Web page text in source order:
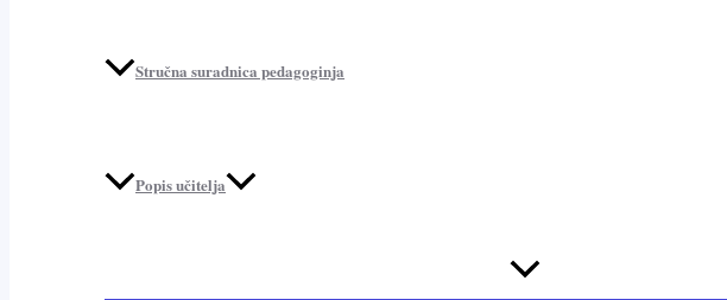
Stručna suradnica pedagoginja
Popis učitelja
Menu
Toggle